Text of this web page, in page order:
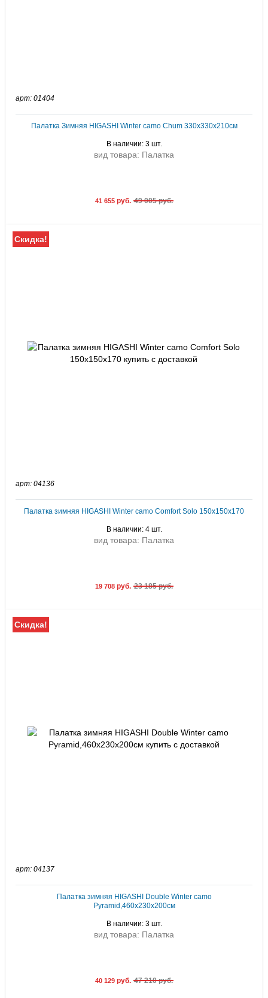
арт: 01404
Палатка Зимняя HIGASHI Winter camo Chum 330х330х210см
В наличии: 3 шт.
вид товара: Палатка
41 655 руб. 49 005 руб.
Скидка!
арт: 04136
Палатка зимняя HIGASHI Winter camo Comfort Solo 150х150х170
В наличии: 4 шт.
вид товара: Палатка
19 708 руб. 23 185 руб.
Скидка!
арт: 04137
Палатка зимняя HIGASHI Double Winter camo
Pyramid,460х230х200см
В наличии: 3 шт.
вид товара: Палатка
40 129 руб. 47 210 руб.